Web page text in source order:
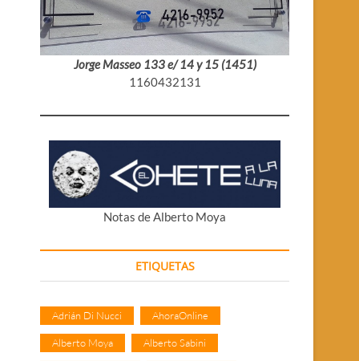
Jorge Masseo 133 e/ 14 y 15 (1451)
1160432131
Notas de Alberto Moya
ETIQUETAS
Adrián Di Nucci AhoraOnline
Alberto Moya Alberto Sabini